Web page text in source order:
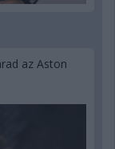
az Aston